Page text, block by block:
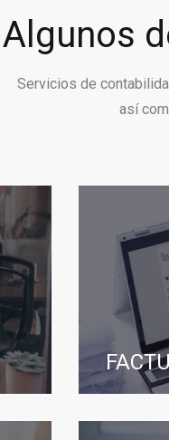
Algunos
Servicios de
así